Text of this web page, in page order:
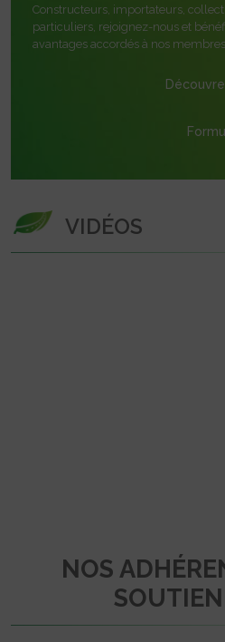
Constructeurs, importateurs,
particuliers, rejoignez-nous et
avantages accordés à nos
VIDÉOS
NOS